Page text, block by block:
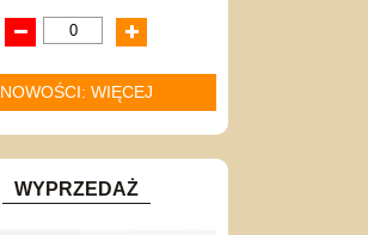
NOWOŚCI: WIĘCEJ
WYPRZEDAŻ